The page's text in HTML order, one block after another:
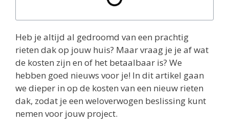
Heb je altijd al gedroomd van een prachtig
rieten dak op jouw huis? Maar vraag je je af wat
de kosten zijn en of het betaalbaar is? We
hebben goed nieuws voor je! In dit artikel gaan
we dieper in op de kosten van een nieuw rieten
dak, zodat je een weloverwogen beslissing kunt
nemen voor jouw project.